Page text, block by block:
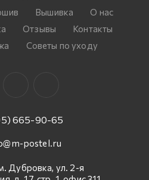
Вышивка
О нас
Отзывы
Контакты
Советы по уходу
665-90-65
postel.ru
Дубровка, ул. 2-я